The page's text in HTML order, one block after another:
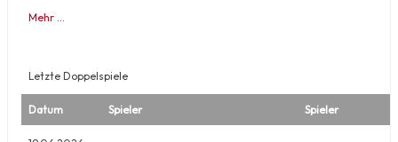
Mehr …
Letzte Doppelspiele
Datum Spieler Spieler